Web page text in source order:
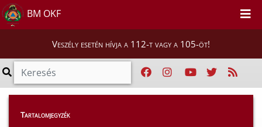
BM OKF
Veszély esetén hívja a 112-t vagy a 105-öt!
Esemény részletei
Tartalomjegyzék